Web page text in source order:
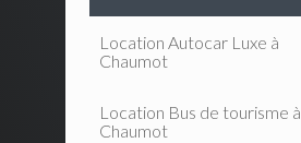
Location Autocar Luxe à
Chaumot
Location Bus de tourisme à
Chaumot